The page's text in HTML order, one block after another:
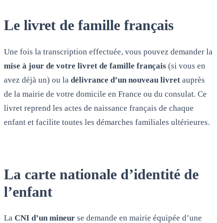
Le livret de famille français
Une fois la transcription effectuée, vous pouvez demander la
mise à jour de votre livret de famille français (si vous en
avez déjà un) ou la délivrance d’un nouveau livret auprès
de la mairie de votre domicile en France ou du consulat. Ce
livret reprend les actes de naissance français de chaque
enfant et facilite toutes les démarches familiales ultérieures.
La carte nationale d’identité de
l’enfant
La CNI d’un mineur se demande en mairie équipée d’une